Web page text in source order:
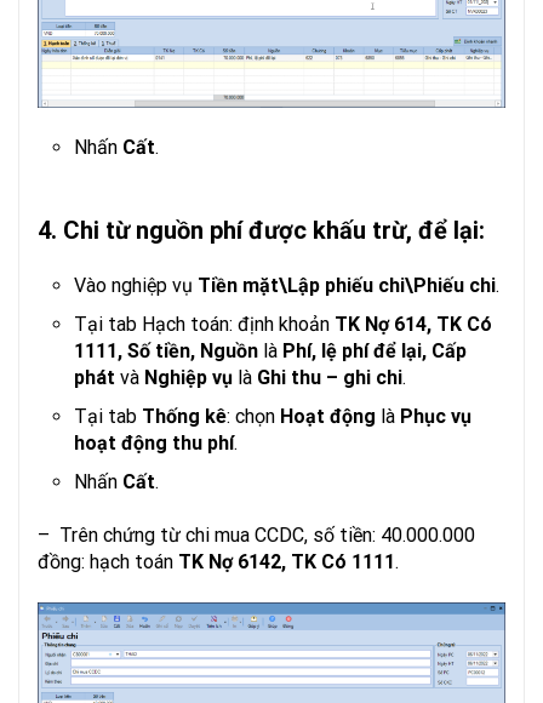
Nhấn Cất.
4. Chi từ nguồn phí được khấu trừ, để lại:
Vào nghiệp vụ Tiền mặt\Lập phiếu chi\Phiếu chi.
Tại tab Hạch toán: định khoản TK Nợ 614, TK Có
1111, Số tiền, Nguồn là Phí, lệ phí để lại, Cấp
phát và Nghiệp vụ là Ghi thu – ghi chi.
Tại tab Thống kê: chọn Hoạt động là Phục vụ
hoạt động thu phí.
Nhấn Cất.
– Trên chứng từ chi mua CCDC, số tiền: 40.000.000
đồng: hạch toán TK Nợ 6142, TK Có 1111.